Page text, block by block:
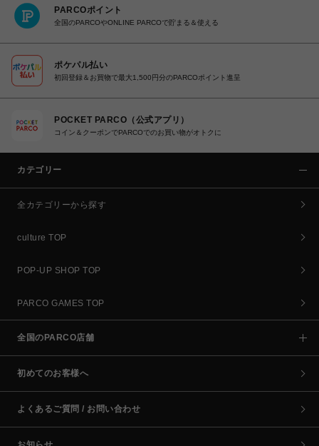
PARCOポイント
全国のPARCOやONLINE PARCOで貯まる＆使える
ポケパル払い
初回登録＆お買物で最大1,500円分のPARCOポイント進呈
POCKET PARCO（公式アプリ）
コイン＆クーポンでPARCOでのお買い物がオトクに
カテゴリー
全カテゴリーから探す
culture TOP
POP-UP SHOP TOP
PARCO GAMES TOP
全国のPARCO店舗
初めてのお客様へ
よくあるご質問 / お問い合わせ